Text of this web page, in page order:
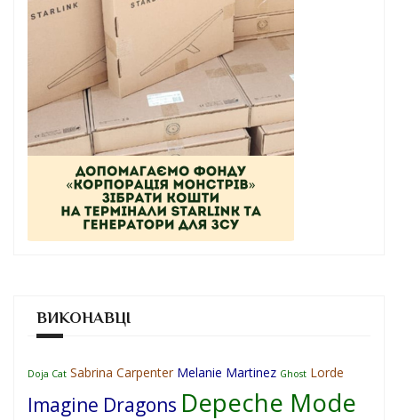
ВИКОНАВЦІ
Doja Cat Sabrina Carpenter Melanie Martinez Ghost Lorde
Imagine Dragons Depeche Mode